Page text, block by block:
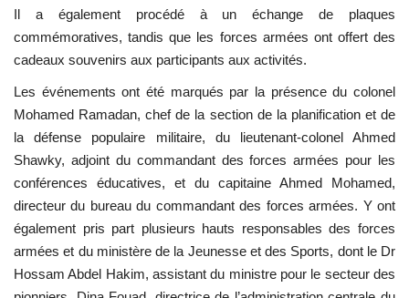
Il a également procédé à un échange de plaques
commémoratives, tandis que les forces armées ont offert des
cadeaux souvenirs aux participants aux activités.
Les événements ont été marqués par la présence du colonel
Mohamed Ramadan, chef de la section de la planification et de
la défense populaire militaire, du lieutenant-colonel Ahmed
Shawky, adjoint du commandant des forces armées pour les
conférences éducatives, et du capitaine Ahmed Mohamed,
directeur du bureau du commandant des forces armées. Y ont
également pris part plusieurs hauts responsables des forces
armées et du ministère de la Jeunesse et des Sports, dont le Dr
Hossam Abdel Hakim, assistant du ministre pour le secteur des